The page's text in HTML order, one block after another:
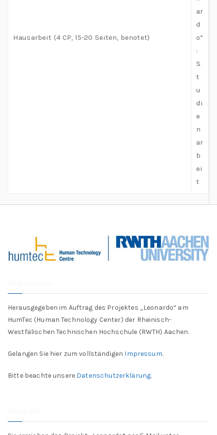
Hausarbeit (4 CP, 15-20 Seiten, benotet)
ar
d
o“
:
S
t
u
di
e
n
ar
b
ei
t
Herausgegeben im Auftrag des Projektes „Leonardo“ am
HumTec (Human Technology Center) der Rheinisch-
Westfälischen Technischen Hochschule (RWTH) Aachen.
Gelangen Sie hier zum vollständigen Impressum.
Bitte beachte unsere Datenschutzerklärung.